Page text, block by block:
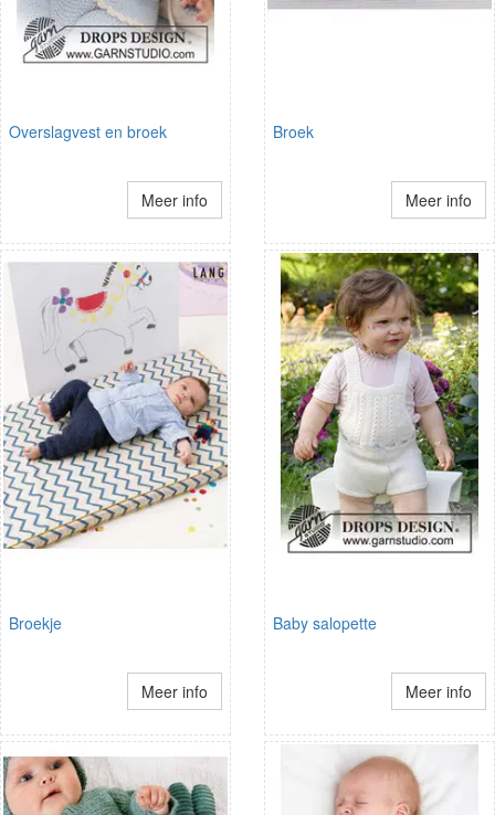
Overslagvest en broek
Meer info
Broek
Meer info
Broekje
Meer info
Baby salopette
Meer info